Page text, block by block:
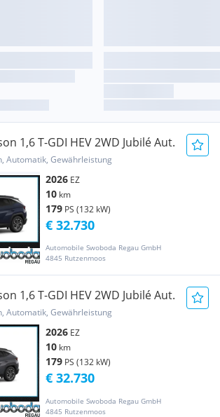
1,6 T-GDI HEV 2WD Jubilé Aut.
Automatik, Gewährleistung
2026 EZ
10 km
179 PS (132 kW)
Automobile Swoboda Regau GmbH
4845 Rutzenmoos
€ 32.730
1,6 T-GDI HEV 2WD Jubilé Aut.
Automatik, Gewährleistung
2026 EZ
10 km
179 PS (132 kW)
Automobile Swoboda Regau GmbH
4845 Rutzenmoos
€ 32.730